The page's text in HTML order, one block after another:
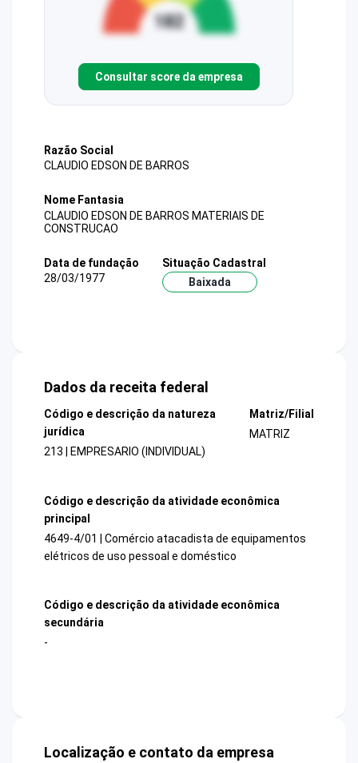
Consultar score da empresa
Razão Social
CLAUDIO EDSON DE BARROS
Nome Fantasia
CLAUDIO EDSON DE BARROS MATERIAIS DE
CONSTRUCAO
Data de fundação
28/03/1977
Situação Cadastral
Baixada
Dados da receita federal
Código e descrição da natureza
jurídica
213 | EMPRESARIO (INDIVIDUAL)
Matriz/Filial
MATRIZ
Código e descrição da atividade econômica
principal
4649-4/01 | Comércio atacadista de equipamentos
elétricos de uso pessoal e doméstico
Código e descrição da atividade econômica
secundária
-
Localização e contato da empresa